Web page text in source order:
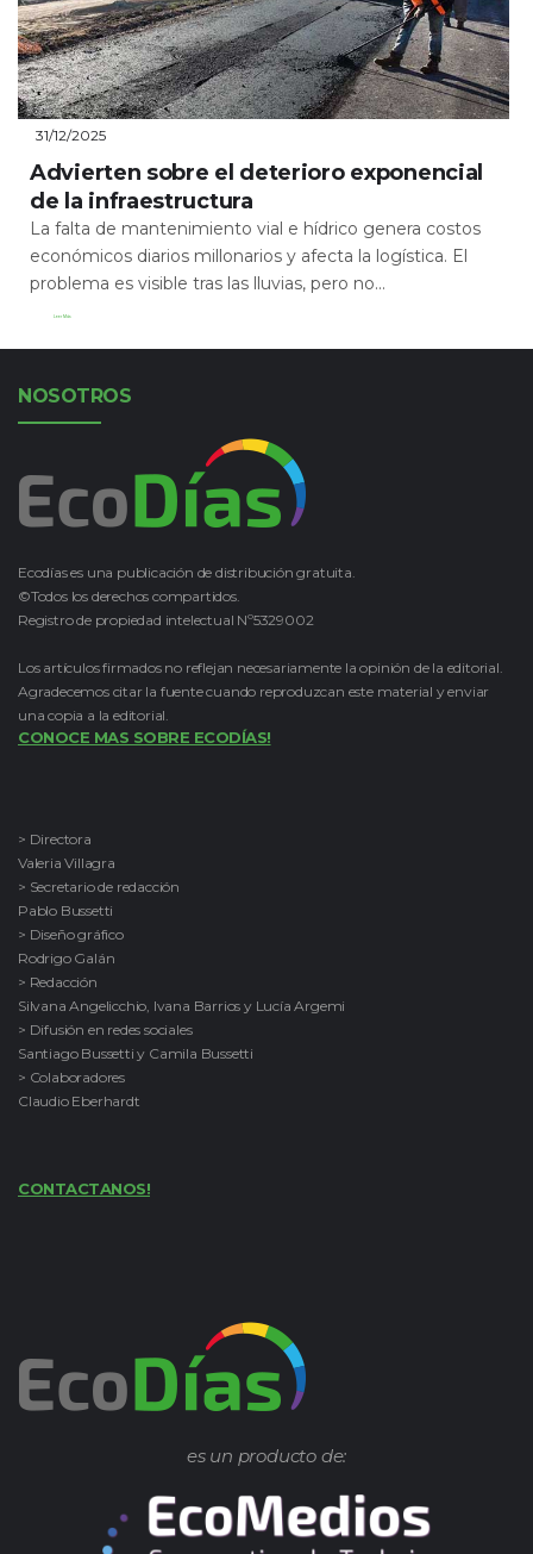
31/12/2025
Advierten sobre el deterioro exponencial
de la infraestructura
La falta de mantenimiento vial e hídrico genera costos
económicos diarios millonarios y afecta la logística. El
problema es visible tras las lluvias, pero no...
Leer Más
NOSOTROS
Ecodías es una publicación de distribución gratuita.
©Todos los derechos compartidos.
Registro de propiedad intelectual Nº5329002
Los artículos firmados no reflejan necesariamente la opinión de la editorial.
Agradecemos citar la fuente cuando reproduzcan este material y enviar
una copia a la editorial.
CONOCE MAS SOBRE ECODÍAS!
> Directora
Valeria Villagra
> Secretario de redacción
Pablo Bussetti
> Diseño gráfico
Rodrigo Galán
> Redacción
Silvana Angelicchio, Ivana Barrios y Lucía Argemi
> Difusión en redes sociales
Santiago Bussetti y Camila Bussetti
> Colaboradores
Claudio Eberhardt
CONTACTANOS!
es un producto de: